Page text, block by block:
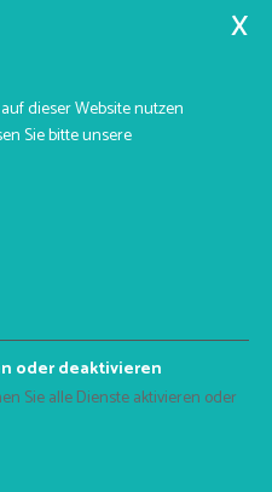
dieser Website nutzen
Sie bitte unsere
oder deaktivieren
Sie alle Dienste aktivieren oder